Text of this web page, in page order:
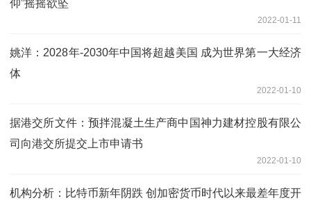
仰”摇摇欲坠
2022-01-11
姚洋：2028年-2030年中国将超越美国 成为世界第一大经济
体
2022-01-10
据港交所文件：预拌混凝土生产商中国神力建材控股有限公
司向港交所提交上市申请书
2022-01-10
机构分析：比特币新年阴跌 创加密货币时代以来最差年度开